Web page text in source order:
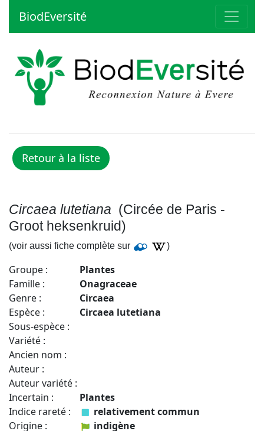
BiodEversité
Circaea lutetiana (Circée de Paris -
Groot heksenkruid)
(voir aussi fiche complète sur )
Groupe :
Plantes
Famille :
Onagraceae
Genre :
Circaea
Espèce :
Circaea lutetiana
Sous-espèce :
Variété :
Ancien nom :
Auteur :
Auteur variété :
Incertain :
Plantes
Indice rareté :
relativement commun
Origine :
indigène